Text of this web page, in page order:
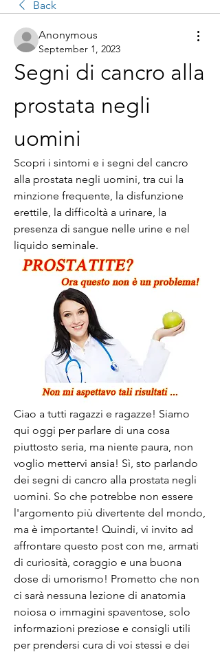
Back
Anonymous
September 1, 2023
Segni di cancro alla
prostata negli
uomini
Scopri i sintomi e i segni del cancro
alla prostata negli uomini, tra cui la
minzione frequente, la disfunzione
erettile, la difficoltà a urinare, la
presenza di sangue nelle urine e nel
liquido seminale.
Ciao a tutti ragazzi e ragazze! Siamo
qui oggi per parlare di una cosa
piuttosto seria, ma niente paura, non
voglio mettervi ansia! Sì, sto parlando
dei segni di cancro alla prostata negli
uomini. So che potrebbe non essere
l'argomento più divertente del mondo,
ma è importante! Quindi, vi invito ad
affrontare questo post con me, armati
di curiosità, coraggio e una buona
dose di umorismo! Prometto che non
ci sarà nessuna lezione di anatomia
noiosa o immagini spaventose, solo
informazioni preziose e consigli utili
per prendersi cura di voi stessi e dei